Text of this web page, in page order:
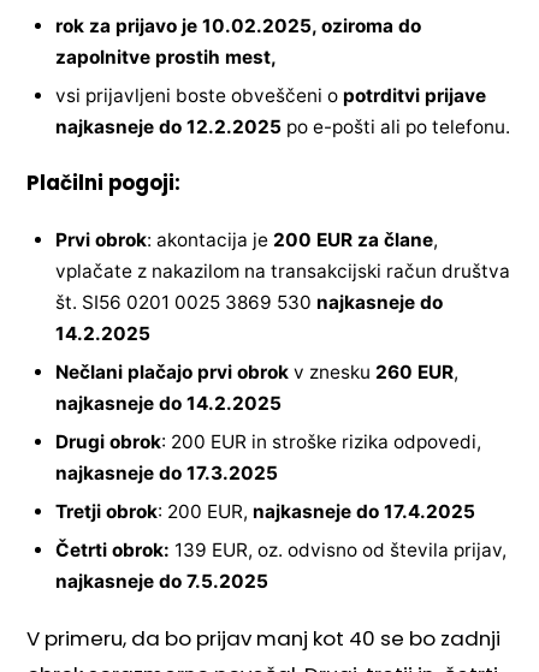
rok za prijavo je 10.02.2025, oziroma do
zapolnitve prostih mest,
vsi prijavljeni boste obveščeni o potrditvi prijave
najkasneje do 12.2.2025 po e-pošti ali po telefonu.
Plačilni pogoji:
Prvi obrok: akontacija je 200 EUR za člane,
vplačate z nakazilom na transakcijski račun društva
št. SI56 0201 0025 3869 530 najkasneje do
14.2.2025
Nečlani plačajo prvi obrokv znesku 260 EUR,
najkasneje do 14.2.2025
Drugi obrok: 200 EUR in stroške rizika odpovedi,
najkasneje do 17.3.2025
Tretji obrok: 200 EUR, najkasneje do 17.4.2025
Četrti obrok: 139 EUR, oz. odvisno od števila prijav,
najkasneje do 7.5.2025
V primeru, da bo prijav manj kot 40 se bo zadnji